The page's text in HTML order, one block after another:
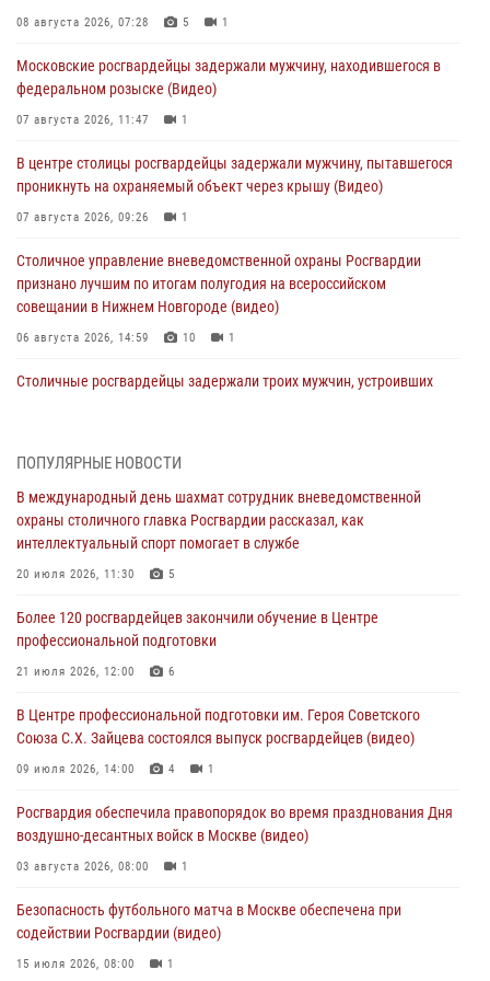
08 августа 2026, 07:28 5 1
Московские росгвардейцы задержали мужчину, находившегося в
федеральном розыске (Видео)
07 августа 2026, 11:47 1
В центре столицы росгвардейцы задержали мужчину, пытавшегося
проникнуть на охраняемый объект через крышу (Видео)
07 августа 2026, 09:26 1
Столичное управление вневедомственной охраны Росгвардии
признано лучшим по итогам полугодия на всероссийском
совещании в Нижнем Новгороде (видео)
06 августа 2026, 14:59 10 1
Столичные росгвардейцы задержали троих мужчин, устроивших
матче в Москве обеспечила Росгвардия (видео)
06 августа 2026, 08:30
Столичные росгвардейцы задержали мужчину, устроившего дебош
05 августа 2026, 12:39
Московские росгвардейцы обеспечили безопасность проведения
05 августа 2026, 12:35
Делегация МВД Республики Беларусь ознакомилась с передовыми
04 августа 2026, 18:16 5
ПОПУЛЯРНЫЕ НОВОСТИ
В международный день шахмат сотрудник вневедомственной
охраны столичного главка Росгвардии рассказал, как
интеллектуальный спорт помогает в службе
20 июля 2026, 11:30 5
Более 120 росгвардейцев закончили обучение в Центре
профессиональной подготовки
21 июля 2026, 12:00 6
В Центре профессиональной подготовки им. Героя Советского
Союза С.Х. Зайцева состоялся выпуск росгвардейцев (видео)
09 июля 2026, 14:00 4 1
Росгвардия обеспечила правопорядок во время празднования Дня
воздушно-десантных войск в Москве (видео)
03 августа 2026, 08:00 1
Безопасность футбольного матча в Москве обеспечена при
содействии Росгвардии (видео)
15 июля 2026, 08:00 1